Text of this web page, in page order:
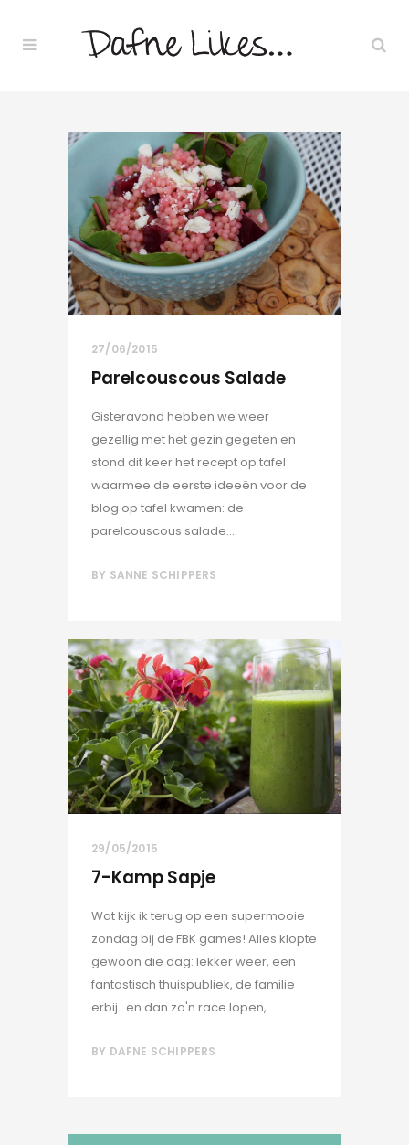
27/06/2015
Parelcouscous Salade
Gisteravond hebben we weer
gezellig met het gezin gegeten en
stond dit keer het recept op tafel
waarmee de eerste ideeën voor de
blog op tafel kwamen: de
parelcouscous salade....
BY SANNE SCHIPPERS
29/05/2015
7-Kamp Sapje
Wat kijk ik terug op een supermooie
zondag bij de FBK games! Alles klopte
gewoon die dag: lekker weer, een
fantastisch thuispubliek, de familie
erbij.. en dan zo'n race lopen,...
BY DAFNE SCHIPPERS